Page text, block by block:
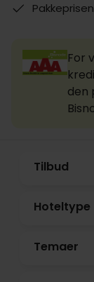
For
den
Tilbud
Hoteltype
Temaer